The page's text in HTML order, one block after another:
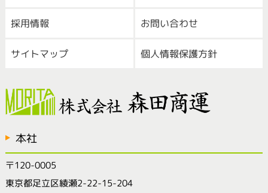
採用情報 お問い合わせ
サイトマップ 個人情報保護方針
本社
〒120-0005
東京都足立区綾瀬2-22-15-204